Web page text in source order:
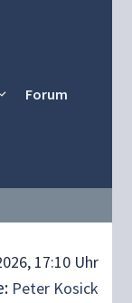
Forum
17:10 Uhr
Peter Kosick